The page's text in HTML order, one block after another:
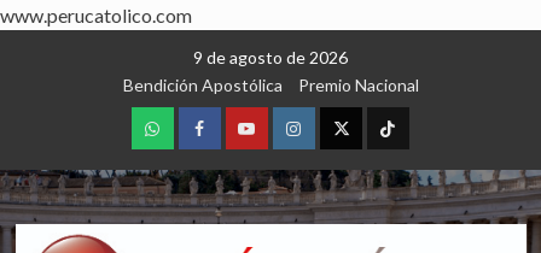
www.perucatolico.com
9 de agosto de 2026
Bendición Apostólica
Premio Nacional
WhatsAppFacebookYoutubeInstagram
X TikTok